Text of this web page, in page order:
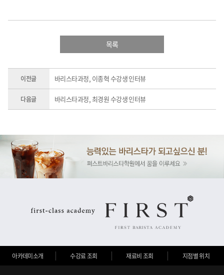
목록
이전글 바리스타과정, 이종혁 수강생 인터뷰
다음글 바리스타과정, 최경원 수강생 인터뷰
아카데미소개 수강료 조회 재료비 조회 지점별 위치